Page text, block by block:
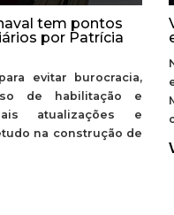
tem pontos
por Patrícia
evitar burocracia,
de habilitação e
atualizações e
na construção de